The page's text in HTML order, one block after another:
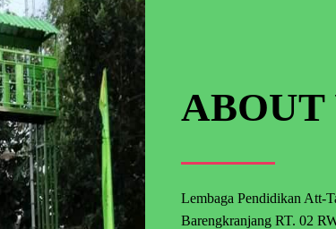
ABOUT
Lembaga Pendidikan Att-
Barengkranjang RT. 02